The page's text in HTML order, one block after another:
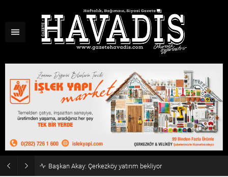
Haziran ayı ilk oturumu tamamlandı